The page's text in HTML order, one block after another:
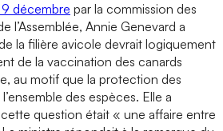
décembre par la commission des
l’Assemblée, Annie Genevard a
la filière avicole devrait logiquement
de la vaccination des canards
au motif que la protection des
des espèces. Elle a
question était « une affaire entre